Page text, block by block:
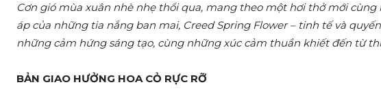
Cơn gió mùa xuân nhè nhẹ thổi qua, mang theo một hơi thở mới
áp của những tia nắng ban mai, Creed Spring Flower – tinh tế và
những cảm hứng sáng tạo, cùng những xúc cảm thuần khiết đến từ
BẢN GIAO HƯỞNG HOA CỎ RỰC RỠ